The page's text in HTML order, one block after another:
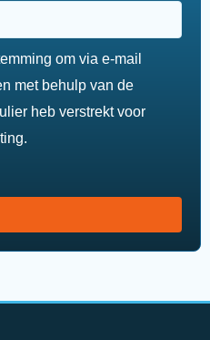
om via e-mail
met behulp van de
heb verstrekt voor